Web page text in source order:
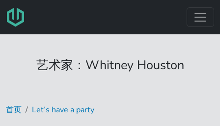
跳转至主要内容
艺术家：Whitney Houston
首页 Let’s have a party